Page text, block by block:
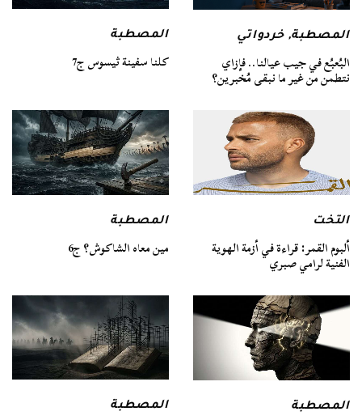
المصطبة,خردواتي
البُعبُع في جيب عيالنا.. فإزاي
نتطمن من غير ما نبقى مُخبرين؟
المصطبة
كلنا سفينة ثيسوس ج7
التخت
ألبوم القمر: قراءة في أزمة الهوية
الفنية لرامي صبري
المصطبة
مين معاه الشاكوش؟ ج6
المصطبة المصطبة